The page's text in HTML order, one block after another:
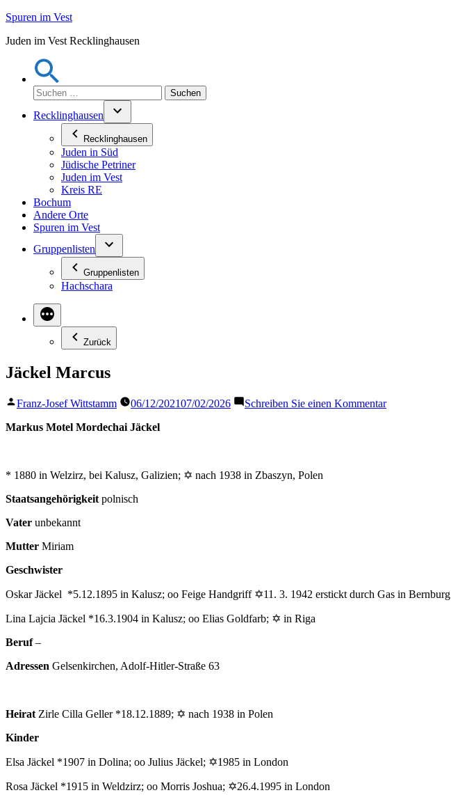
Zum
springen
Spuren im Vest
Juden im Vest Recklinghausen
Suchen
nach:
Recklinghausen
Recklinghausen
Juden in Süd
Jüdische Petriner
Juden im Vest
Kreis RE
Bochum
Andere Orte
Spuren im Vest
Gruppenlisten
Gruppenlisten
Hachschara
Zurück
Jäckel Marcus
Veröffentlicht
Franz-Josef Wittstamm 06/12/202107/02/2026 Schreiben Sie einen Kommentarzu
Markus Motel Mordechai Jäckel
* 1880 in Welzirz, bei Kalusz, Galizien; ✡ nach 1938 in Zbaszyn, Polen
Staatsangehörigkeit polnisch
Vater unbekannt
Mutter Miriam
Geschwister
Oskar Jäckel *5.12.1895 in Kalusz; oo Feige Handgriff ✡11. 3. 1942 erstickt durch Gas in Bernburg
Lina Lajcia Jäckel *16.3.1904 in Kalusz; oo Elias Goldfarb; ✡ in Riga
Beruf–
Adressen Gelsenkirchen, Adolf-Hitler-Straße 63
Heirat Zirle Cilla Geller *18.12.1889; ✡ nach 1938 in Polen
Kinder
Elsa Jäckel *1907 in Dolina; oo Julius Jäckel; ✡1985 in London
Rosa Jäckel *1915 in Weldzirz; oo Morris Joshua; ✡26.4.1995 in London